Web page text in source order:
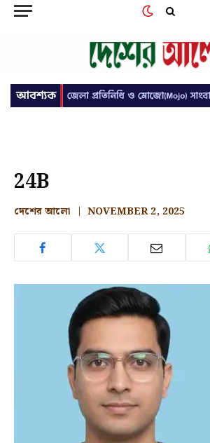
24B
দেশের আলো NOVEMBER 2, 2025